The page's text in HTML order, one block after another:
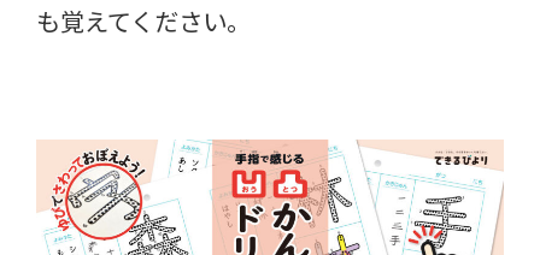
も覚えてください。